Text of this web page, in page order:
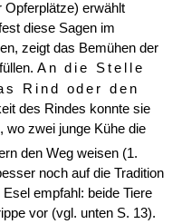
Opferplätze) erwählt
diese Sagen im
zeigt das Bemühen der
An die Stelle
Rind oder den
des Rindes konnte sie
wo zwei junge Kühe die
den Weg weisen (1.
noch auf die Tradition
empfahl: beide Tiere
vor (vgl. unten S. 13).